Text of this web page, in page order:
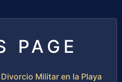
PAGE
Militar en la Playa